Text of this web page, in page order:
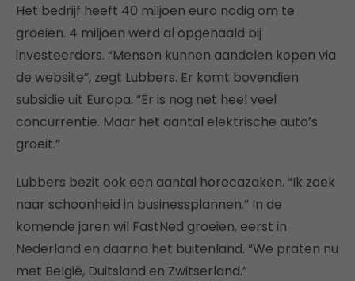
Het bedrijf heeft 40 miljoen euro nodig om te
groeien. 4 miljoen werd al opgehaald bij
investeerders. “Mensen kunnen aandelen kopen via
de website”, zegt Lubbers. Er komt bovendien
subsidie uit Europa. “Er is nog net heel veel
concurrentie. Maar het aantal elektrische auto’s
groeit.”
Lubbers bezit ook een aantal horecazaken. “Ik zoek
naar schoonheid in businessplannen.” In de
komende jaren wil FastNed groeien, eerst in
Nederland en daarna het buitenland. “We praten nu
met België, Duitsland en Zwitserland.”